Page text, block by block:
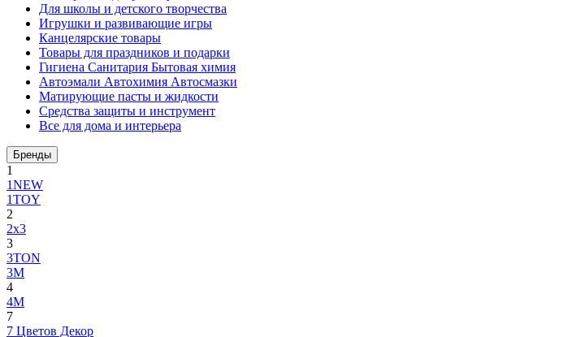
Для школы и детского творчества
Игрушки и развивающие игры
Канцелярские товары
Товары для праздников и подарки
Гигиена Санитария Бытовая химия
Автоэмали Автохимия Автосмазки
Матирующие пасты и жидкости
Средства защиты и инструмент
Все для дома и интерьера
Бренды
1
1NEW
1TOY
2
2x3
3
3TON
3М
4
4M
7
7 Цветов Декор